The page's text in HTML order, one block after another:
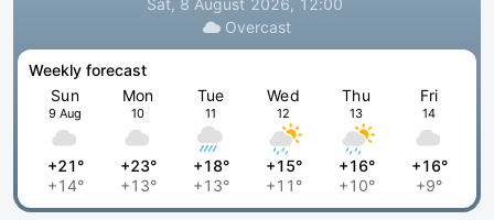
Sat, 8 August 2026, 12:00
Overcast
Weekly forecast
Sun
9 Aug
+21°
+14°
Mon
10
+23°
+13°
Tue
11
+18°
+13°
Wed
12
+15°
+11°
Thu
13
+16°
+10°
Fri
14
+16°
+9°